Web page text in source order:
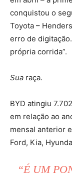
conquistou o
Toyota –
erro de
própria corrida”.
Sua raça.
BYD atingiu
em relação ao
mensal anterior
Ford, Kia,
“É UM